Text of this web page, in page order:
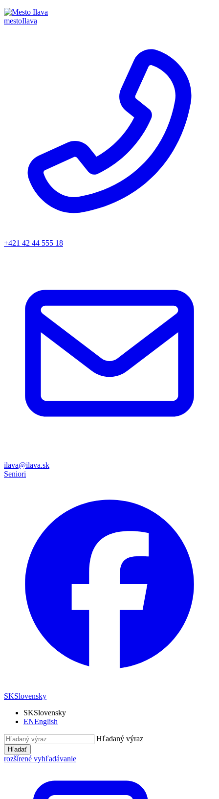
mestoIlava
+421 42 44 555 18
ilava@ilava.sk
Seniori
SKSlovensky
SKSlovensky
ENEnglish
Hľadaný výraz
Hľadať
rozšírené vyhľadávanie